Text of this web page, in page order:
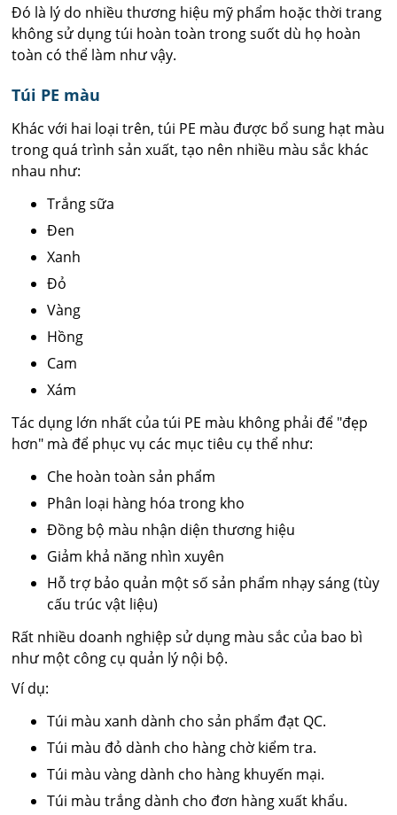
Đó là lý do nhiều thương hiệu mỹ phẩm hoặc thời trang
không sử dụng túi hoàn toàn trong suốt dù họ hoàn
toàn có thể làm như vậy.
Túi PE màu
Khác với hai loại trên, túi PE màu được bổ sung hạt màu
trong quá trình sản xuất, tạo nên nhiều màu sắc khác
nhau như:
Trắng sữa
Đen
Xanh
Đỏ
Vàng
Hồng
Cam
Xám
Tác dụng lớn nhất của túi PE màu không phải để "đẹp
hơn" mà để phục vụ các mục tiêu cụ thể như:
Che hoàn toàn sản phẩm
Phân loại hàng hóa trong kho
Đồng bộ màu nhận diện thương hiệu
Giảm khả năng nhìn xuyên
Hỗ trợ bảo quản một số sản phẩm nhạy sáng (tùy
cấu trúc vật liệu)
Rất nhiều doanh nghiệp sử dụng màu sắc của bao bì
như một công cụ quản lý nội bộ.
Ví dụ:
Túi màu xanh dành cho sản phẩm đạt QC.
Túi màu đỏ dành cho hàng chờ kiểm tra.
Túi màu vàng dành cho hàng khuyến mại.
Túi màu trắng dành cho đơn hàng xuất khẩu.